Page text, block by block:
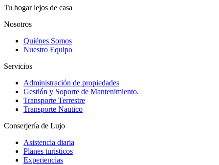
Tu hogar lejos de casa
Nosotros
Quiénes Somos
Nuestro Equipo
Servicios
Administración de propiedades
Gestión y Soporte de Mantenimiento.
Transporte Terrestre
Transporte Nautico
Conserjería de Lujo
Asistencia diaria
Planes turisticos
Experiencias